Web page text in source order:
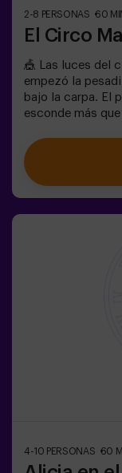
2-8 PERSONAS 60
El Circo
🎪 Las luces del
empezó la
bajo la carpa. El
esconde más
muy raro. ¿Qué
qué es lo que
circos hacen reír.
Ingenio, reflejos
salida. Un
entrar? 🎟️✅ Ideal
deberán entrar
🧑‍🚀 Existe la
nuestros
4-10 PERSONAS 60